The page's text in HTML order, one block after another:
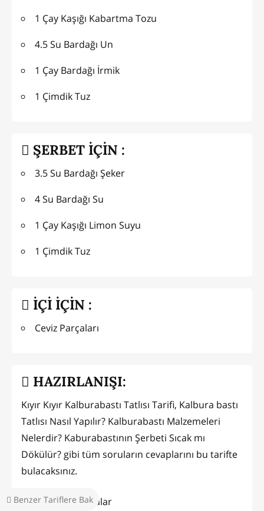
Benzer Tariflere Bak
1 Çay Kaşığı Kabartma Tozu
4.5 Su Bardağı Un
1 Çay Bardağı İrmik
1 Çimdik Tuz
ŞERBET İÇİN :
3.5 Su Bardağı Şeker
4 Su Bardağı Su
1 Çay Kaşığı Limon Suyu
1 Çimdik Tuz
İÇİ İÇİN :
Ceviz Parçaları
HAZIRLANIŞI:
Kıyır Kıyır Kalburabastı Tatlısı Tarifi, Kalbura bastı
Tatlısı Nasıl Yapılır? Kalburabastı Malzemeleri
Nelerdir? Kaburabastının Şerbeti Sıcak mı
Dökülür? gibi tüm soruların cevaplarını bu tarifte
bulacaksınız.
Herkese Merhabalar